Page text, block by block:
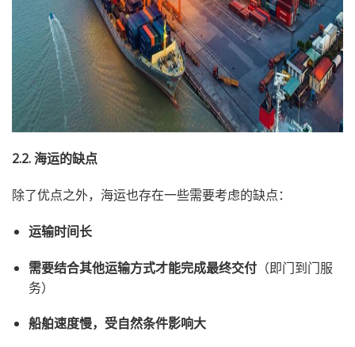
2.2. 海运的缺点
除了优点之外，海运也存在一些需要考虑的缺点：
运输时间长
需要结合其他运输方式才能完成最终交付（即门到门服
务）
船舶速度慢，受自然条件影响大